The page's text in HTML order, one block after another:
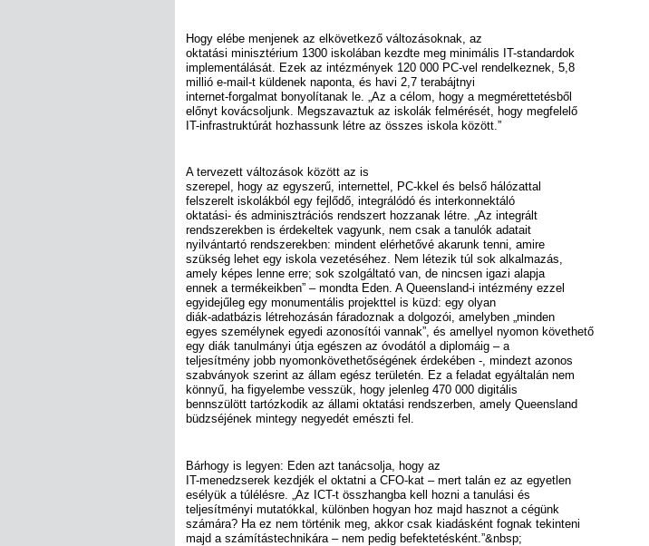
Hogy elébe menjenek az elkövetkező változásoknak, az
oktatási minisztérium 1300 iskolában kezdte meg minimális IT-standardok
implementálását. Ezek az intézmények 120 000 PC-vel rendelkeznek, 5,8
millió e-mail-t küldenek naponta, és havi 2,7 terabájtnyi
internet-forgalmat bonyolítanak le. „Az a célom, hogy a megmérettetésből
előnyt kovácsoljunk. Megszavaztuk az iskolák felmérését, hogy megfelelő
IT-infrastruktúrát hozhassunk létre az összes iskola között.”
A tervezett változások között az is
szerepel, hogy az egyszerű, internettel, PC-kkel és belső hálózattal
felszerelt iskolákból egy fejlődő, integrálódó és interkonnektáló
oktatási- és adminisztrációs rendszert hozzanak létre. „Az integrált
rendszerekben is érdekeltek vagyunk, nem csak a tanulók adatait
nyilvántartó rendszerekben: mindent elérhetővé akarunk tenni, amire
szükség lehet egy iskola vezetéséhez. Nem létezik túl sok alkalmazás,
amely képes lenne erre; sok szolgáltató van, de nincsen igazi alapja
ennek a termékeikben” – mondta Eden. A Queensland-i intézmény ezzel
egyidejűleg egy monumentális projekttel is küzd: egy olyan
diák-adatbázis létrehozásán fáradoznak a dolgozói, amelyben „minden
egyes személynek egyedi azonosítói vannak”, és amellyel nyomon követhető
egy diák tanulmányi útja egészen az óvodától a diplomáig – a
teljesítmény jobb nyomonkövethetőségének érdekében -, mindezt azonos
szabványok szerint az állam egész területén. Ez a feladat egyáltalán nem
könnyű, ha figyelembe vesszük, hogy jelenleg 470 000 digitális
bennszülött tartózkodik az állami oktatási rendszerben, amely Queensland
büdzséjének mintegy negyedét emészti fel.
Bárhogy is legyen: Eden azt tanácsolja, hogy az
IT-menedzserek kezdjék el oktatni a CFO-kat – mert talán ez az egyetlen
esélyük a túlélésre. „Az ICT-t összhangba kell hozni a tanulási és
teljesítményi mutatókkal, különben hogyan hoz majd hasznot a cégünk
számára? Ha ez nem történik meg, akkor csak kiadásként fognak tekinteni
majd a számítástechnikára – nem pedig befektetésként.”&nbsp;